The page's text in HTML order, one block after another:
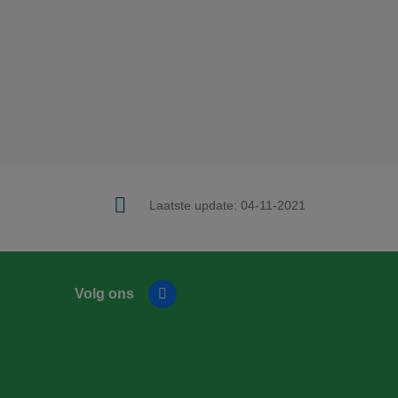
Laatste update: 04-11-2021
Volg ons Facebook